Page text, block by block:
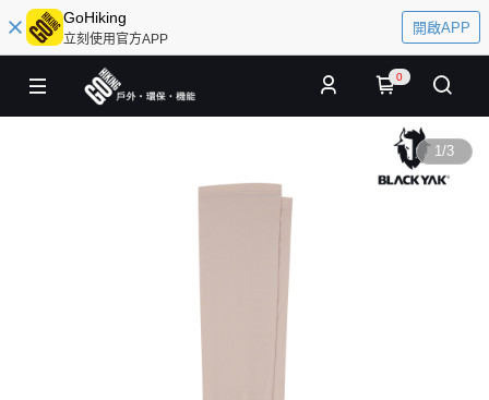
GoHiking
立刻使用官方APP
開啟APP
0
1/3